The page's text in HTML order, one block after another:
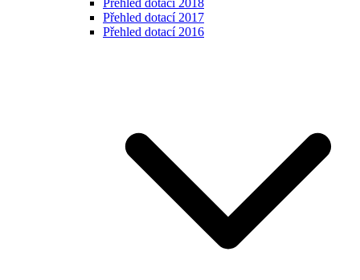
Přehled dotací 2017
Přehled dotací 2016